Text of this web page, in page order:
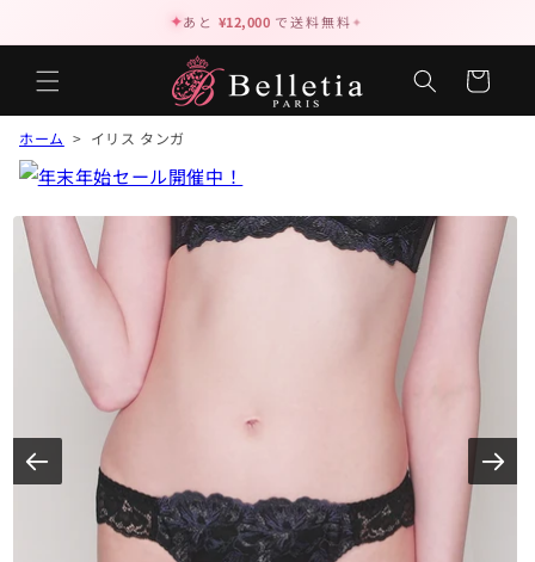
✦あと ¥12,000 で送料無料 ✦
カ
ー
ホーム > イリス タンガ